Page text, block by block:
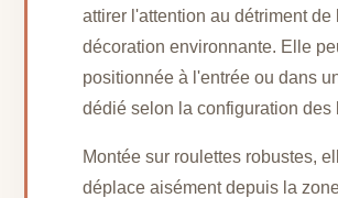
attirer l'attention au détriment de
décoration environnante. Elle
positionnée à l'entrée ou dans
dédié selon la configuration des
Montée sur roulettes robustes,
déplace aisément depuis la